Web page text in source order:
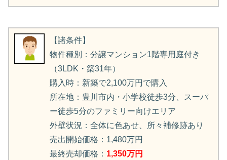
【諸条件】
物件種別：分譲マンション1階専用庭付き
（3LDK・築31年）
購入時：新築で2,100万円で購入
所在地：豊川市内・小学校徒歩3分、スーパ
ー徒歩5分のファミリー向けエリア
外壁状況：全体に色あせ、所々補修跡あり
売出開始価格：1,480万円
最終売却価格： 1,350万円